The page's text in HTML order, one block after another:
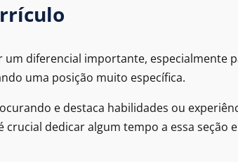
diferencial importante, especialmente
uma posição muito específica.
e destaca habilidades ou
dedicar algum tempo a essa seção e